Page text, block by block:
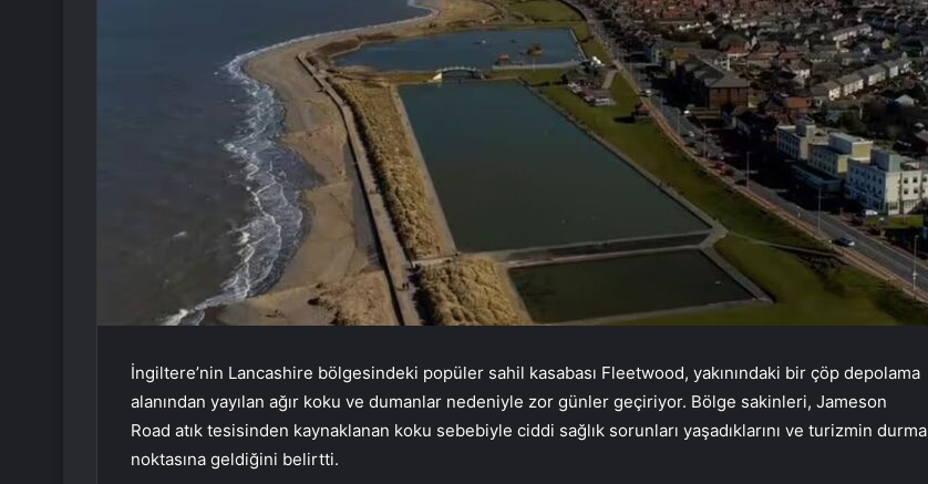
İngiltere’nin Lancashire bölgesindeki popüler sahil kasabası Fleetwood, yakınındaki bir çöp depolama
alanından yayılan ağır koku ve dumanlar nedeniyle zor günler geçiriyor. Bölge sakinleri, Jameson
Road atık tesisinden kaynaklanan koku sebebiyle ciddi sağlık sorunları yaşadıklarını ve turizmin durma
noktasına geldiğini belirtti.